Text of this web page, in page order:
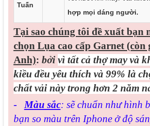
Tuấn
hợp mọi dáng người.
Tại sao chúng tôi đề xuất bạn
chọn Lụa cao cấp Garnet (còn
Anh): bởi vì tất cả thợ may và
kiều đều yêu thích và 99% là
chất vải này trong hơn 2 năm
- Màu sắc: sẽ chuẩn như hình
bạn so màu trên Iphone ở độ